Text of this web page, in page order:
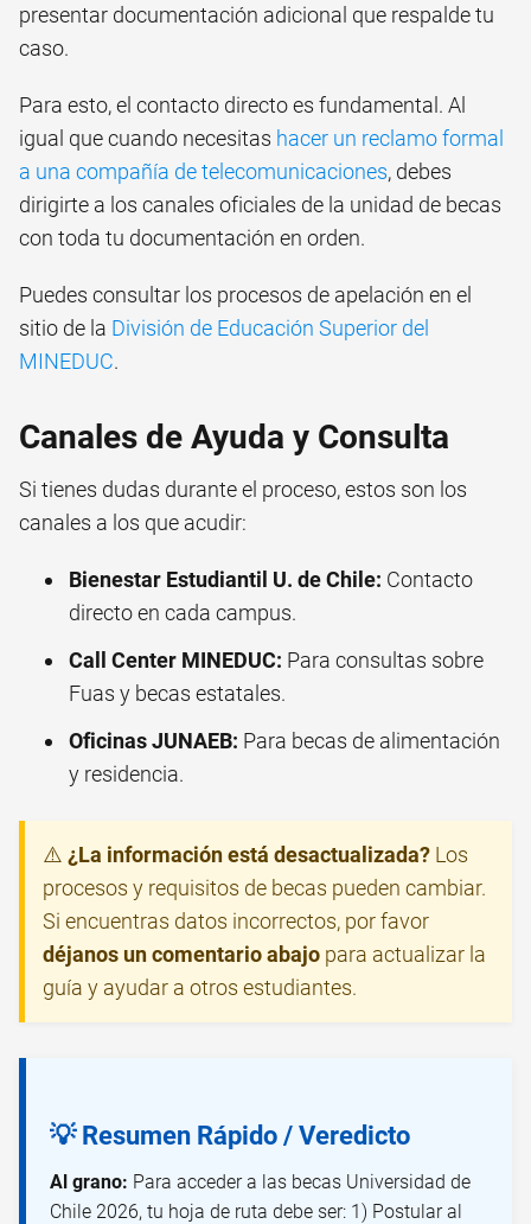
presentar documentación adicional que respalde tu
caso.
Para esto, el contacto directo es fundamental. Al
igual que cuando necesitas hacer un reclamo formal
a una compañía de telecomunicaciones, debes
dirigirte a los canales oficiales de la unidad de becas
con toda tu documentación en orden.
Puedes consultar los procesos de apelación en el
sitio de la División de Educación Superior del
MINEDUC.
Canales de Ayuda y Consulta
Si tienes dudas durante el proceso, estos son los
canales a los que acudir:
Bienestar Estudiantil U. de Chile: Contacto
directo en cada campus.
Call Center MINEDUC: Para consultas sobre
Fuas y becas estatales.
Oficinas JUNAEB: Para becas de alimentación
y residencia.
⚠️ ¿La información está desactualizada? Los
procesos y requisitos de becas pueden cambiar.
Si encuentras datos incorrectos, por favor
déjanos un comentario abajo para actualizar la
guía y ayudar a otros estudiantes.
💡 Resumen Rápido / Veredicto
Al grano: Para acceder a las becas Universidad de
Chile 2026, tu hoja de ruta debe ser: 1) Postular al